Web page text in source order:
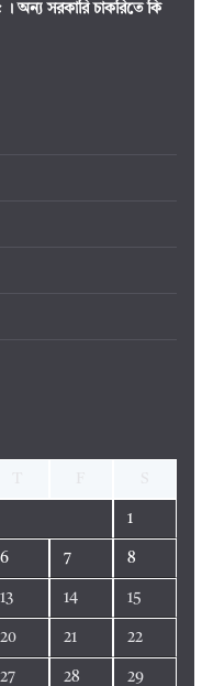
। অন্য সরকারি চাকরিতে কি
1
6 7 8
13 14 15
20 21 22
27 28 29